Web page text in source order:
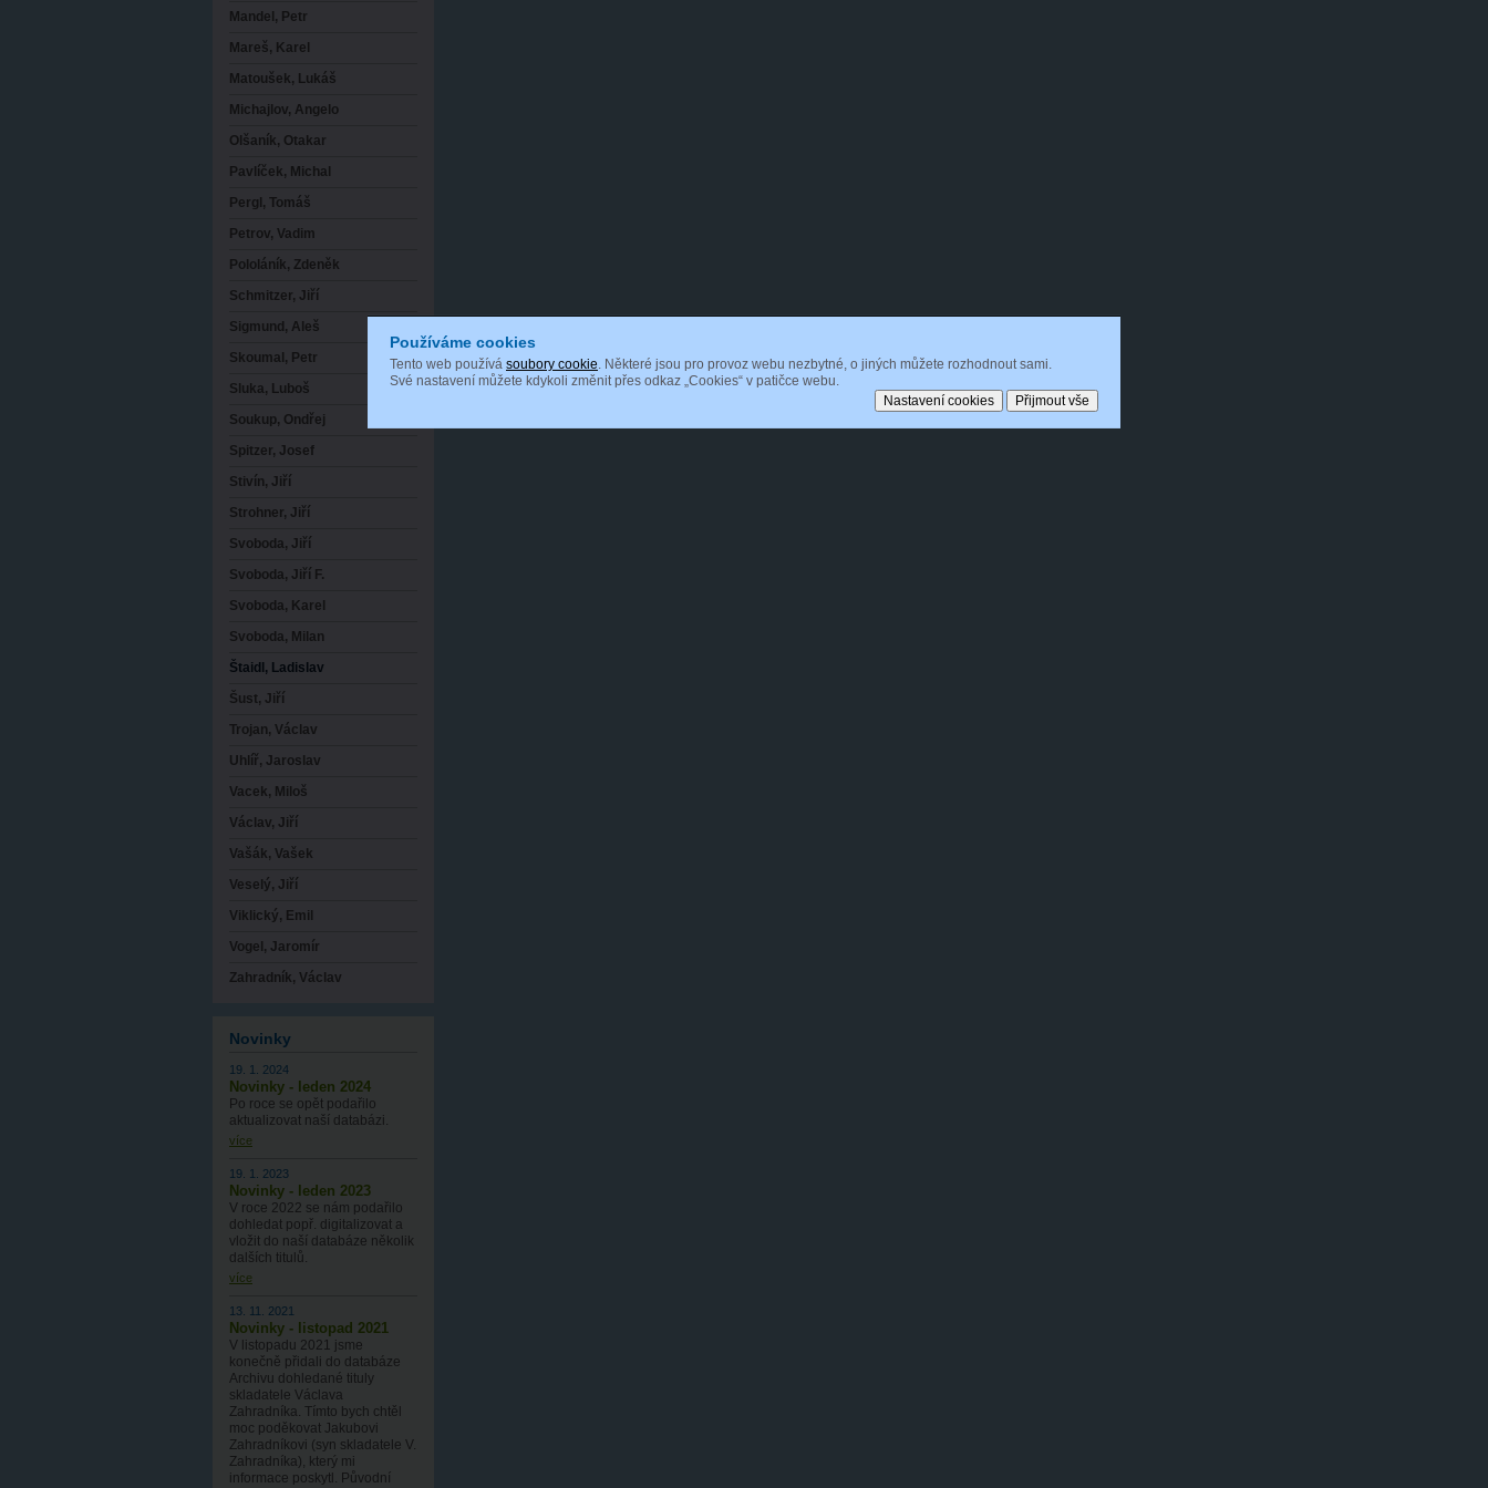
Mandel, Petr
Mareš, Karel
Matoušek, Lukáš
Michajlov, Angelo
Olšaník, Otakar
Pavlíček, Michal
Pergl, Tomáš
Petrov, Vadim
Pololáník, Zdeněk
Schmitzer, Jiří
Sigmund, Aleš
Skoumal, Petr
Sluka, Luboš
Soukup, Ondřej
Spitzer, Josef
Stivín, Jiří
Strohner, Jiří
Svoboda, Jiří
Svoboda, Jiří F.
Svoboda, Karel
Svoboda, Milan
Štaidl, Ladislav
Šust, Jiří
Trojan, Václav
Uhlíř, Jaroslav
Vacek, Miloš
Václav, Jiří
Vašák, Vašek
Veselý, Jiří
Viklický, Emil
Vogel, Jaromír
Zahradník, Václav
Novinky
19. 1. 2024
Novinky - leden 2024
Po roce se opět podařilo
aktualizovat naší databázi.
více
19. 1. 2023
Novinky - leden 2023
V roce 2022 se nám podařilo
dohledat popř. digitalizovat a
vložit do naší databáze několik
dalších titulů.
více
13. 11. 2021
Novinky - listopad 2021
V listopadu 2021 jsme
konečně přidali do databáze
Archivu dohledané tituly
skladatele Václava
Zahradníka. Tímto bych chtěl
moc poděkovat Jakubovi
Zahradníkovi (syn skladatele V.
Zahradníka), který mi
informace poskytl. Původní
Používáme cookies
Tento web používá soubory cookie. Některé jsou pro provoz webu nezbytné, o jiných můžete rozhodnout sami.
Své nastavení můžete kdykoli změnit přes odkaz „Cookies“ v patičce webu.